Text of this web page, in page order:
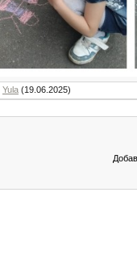
Yula (19.06.2025)